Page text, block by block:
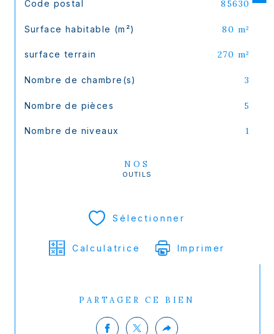
TRAD_SIROCCO_Caracteristique
Code postal 85630
Surface habitable (m²) 80 m²
surface terrain 270 m²
Nombre de chambre(s) 3
Nombre de pièces 5
Nombre de niveaux 1
NOS
OUTILS
Sélectionner
Calculatrice Imprimer
PARTAGER CE BIEN